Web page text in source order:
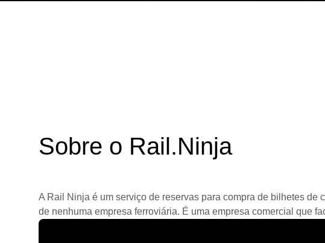
Sobre o Rail.Ninja
A Rail Ninja é um serviço de reservas para compra de bilhetes
de nenhuma empresa ferroviária. É uma empresa comercial que